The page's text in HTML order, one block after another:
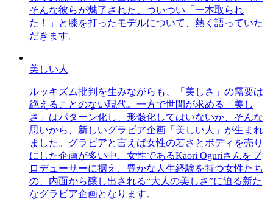
そんな彼らが魅了された、ついつい「一本取られ
た！」と膝を打ったモデルについて、熱く語っていた
だきます。
美しい人
ルッキズム批判を生みながらも、「美しさ」の需要は
絶えることのない現代。一方で世間が求める「美し
さ」はパターン化し、形骸化してはいないか、そんな
思いから、新しいグラビア企画「美しい人」が生まれ
ました。グラビアと言えば女性の若さとボディを売り
にした企画が多い中、女性であるKaori Oguriさんをプ
ロデューサーに据え、豊かな人生経験を持つ女性たち
の、内面から醸し出される“大人の美しさ”に迫る新た
なグラビア企画となります。